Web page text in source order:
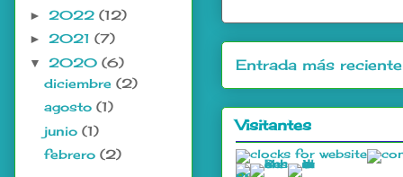
Entrada más reciente
Visitantes
► 2022 (12)
► 2021 (7)
▼ 2020 (6)
diciembre (2)
agosto (1)
junio (1)
febrero (2)